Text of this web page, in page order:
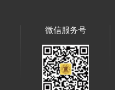
微信服务号